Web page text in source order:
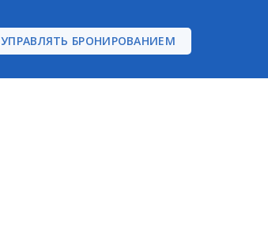
УПРАВЛЯТЬ БРОНИРОВАНИЕМ